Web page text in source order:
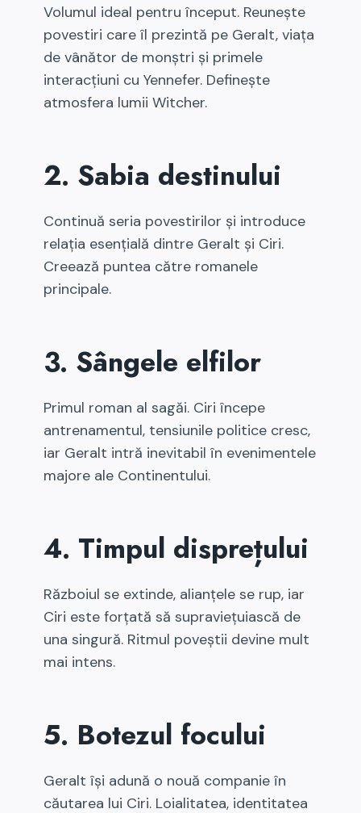
Volumul ideal pentru început. Reunește
povestiri care îl prezintă pe Geralt, viața
de vânător de monștri și primele
interacțiuni cu Yennefer. Definește
atmosfera lumii Witcher.
2. Sabia destinului
Continuă seria povestirilor și introduce
relația esențială dintre Geralt și Ciri.
Creează puntea către romanele
principale.
3. Sângele elfilor
Primul roman al sagăi. Ciri începe
antrenamentul, tensiunile politice cresc,
iar Geralt intră inevitabil în evenimentele
majore ale Continentului.
4. Timpul disprețului
Războiul se extinde, alianțele se rup, iar
Ciri este forțată să supraviețuiască de
una singură. Ritmul poveștii devine mult
mai intens.
5. Botezul focului
Geralt își adună o nouă companie în
căutarea lui Ciri. Loialitatea, identitatea